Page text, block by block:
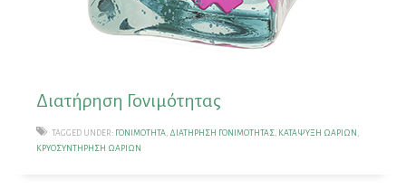
Διατήρηση Γονιμότητας
TAGGED UNDER: ΓΟΝΙΜΌΤΗΤΑ, ΔΙΑΤΉΡΗΣΗ ΓΟΝΙΜΌΤΗΤΑΣ, ΚΑΤΆΨΥΞΗ ΩΑΡΊΩΝ ,
ΚΡΥΟΣΥΝΤΉΡΗΣΗ ΩΑΡΊΩΝ